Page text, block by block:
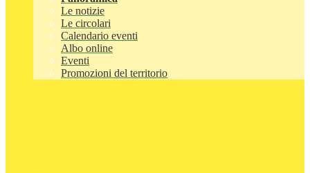
Le notizie
Le circolari
Calendario eventi
Albo online
Eventi
Promozioni del territorio